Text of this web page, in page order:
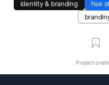
identity & branding hse
Project